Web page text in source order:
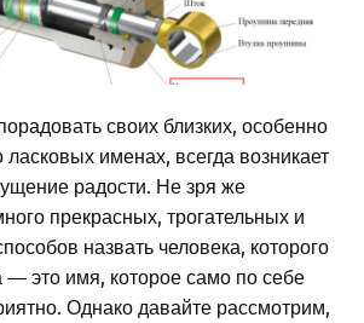
своих близких, особенно
ласковых именах, всегда возникает
радости. Не зря же
прекрасных, трогательных и
назвать человека, которого
это имя, которое само по себе
Однако давайте рассмотрим,